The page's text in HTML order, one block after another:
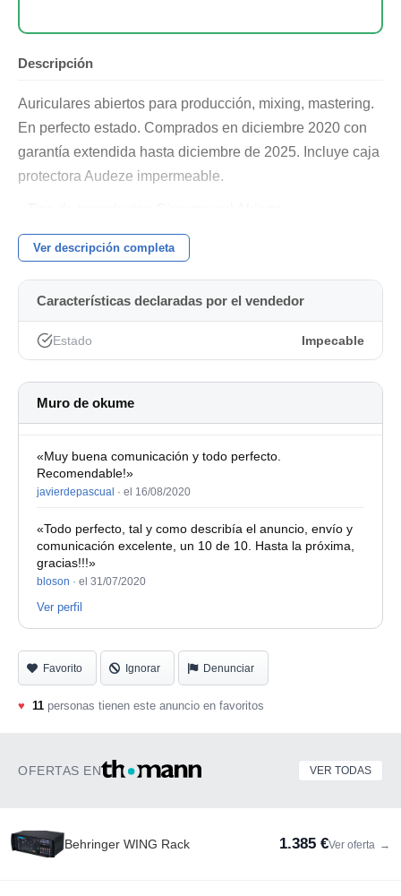
Descripción
Auriculares abiertos para producción, mixing, mastering.
En perfecto estado. Comprados en diciembre 2020 con
garantía extendida hasta diciembre de 2025. Incluye caja
protectora Audeze impermeable.
• Estructura del imán: Planomagnético
altas frecuencias hasta 50 KHz)
• Eficiencia 1mW: 95 dB
• Diafragma de 39,8 centímetros cuadrados de área
• Potencia máxima: 15W (óptima 1-4W)
• Peso: 600 gramos
Acabado: Aluminio Anonizado
Almohadillas y diadema: Piel de cordero negra
Ver descripción completa
Características declaradas por el vendedor
Estado Impecable
Muro de okume
«Muy buena comunicación y todo perfecto.
Recomendable!»
javierdepascual · el 16/08/2020
«Todo perfecto, tal y como describía el anuncio, envío y
comunicación excelente, un 10 de 10. Hasta la próxima,
gracias!!!»
bloson · el 31/07/2020
Ver perfil
Favorito Ignorar Denunciar
♥ 11 personas tienen este anuncio en favoritos
OFERTAS EN VER TODAS
Behringer WING Rack 1.385 €Ver oferta →